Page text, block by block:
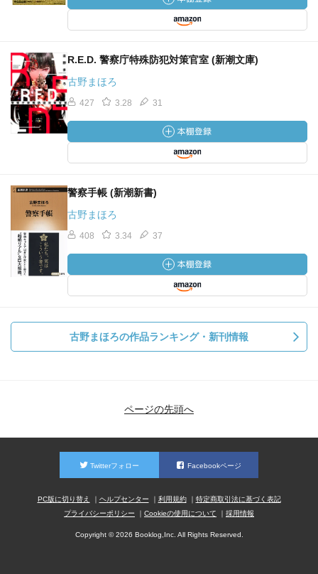
R.E.D. 警察庁特殊防犯対策官室 (新潮文庫)
古野まほろ
427 3.28 31
警察手帳 (新潮新書)
古野まほろ
408 3.34 37
古野まほろの作品ランキング・新刊情報
ページの先頭へ
Twitterフォロー Facebookページ
PC版に切り替え ヘルプセンター 利用規約
特定商取引法に基づく表記
プライバシーポリシー
Cookieの使用について 採用情報
Copyright © 2026 Booklog,Inc. All Rights Reserved.